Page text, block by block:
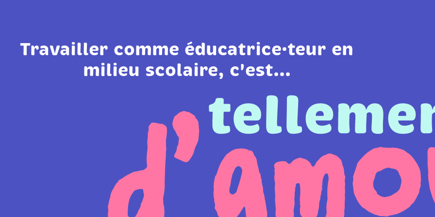
Travailler comme éducatrice·teur en
milieu scolaire, c'est...